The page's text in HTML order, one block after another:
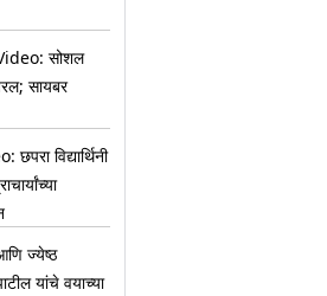
सोशल
सायबर
विद्यार्थिनी
ज्येष्ठ
यांचे वयाच्या